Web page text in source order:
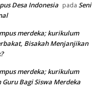
Desa Indonesia pada Seni
merdeka; kurikulum
Bisakah Menjanjikan
merdeka; kurikulum
Bagi Siswa Merdeka